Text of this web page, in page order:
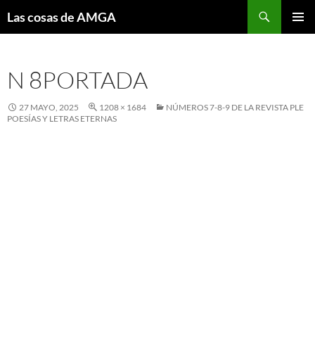
Las cosas de AMGA
N 8PORTADA
27 MAYO, 2025 1208 × 1684
NÚMEROS 7-8-9 DE LA REVISTA PLE
POESÍAS Y LETRAS ETERNAS